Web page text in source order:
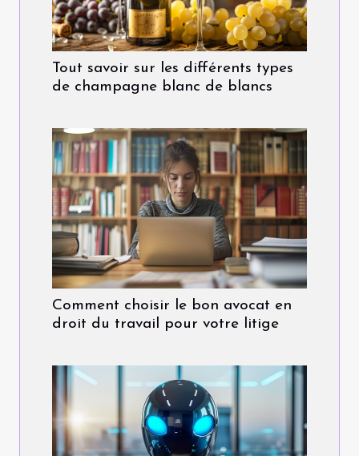
Tout savoir sur les différents types
de champagne blanc de blancs
Comment choisir le bon avocat en
droit du travail pour votre litige